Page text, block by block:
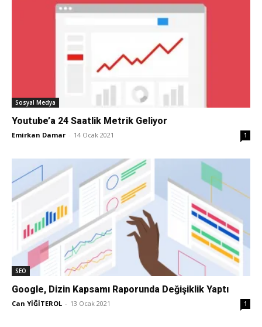
ASO,
Tasarım,
UI/UX
Sosyal Medya
Youtube’a 24 Saatlik Metrik Geliyor
Emirkan Damar - 14 Ocak 2021 1
SEO
Google, Dizin Kapsamı Raporunda Değişiklik Yaptı
Can YİĞİTEROL - 13 Ocak 2021 1